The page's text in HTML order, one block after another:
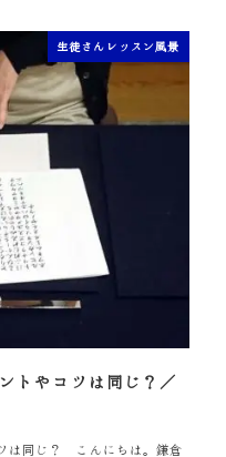
生徒さんレッスン風景
トやコツは同じ？／
は同じ？ こんにちは。鎌倉